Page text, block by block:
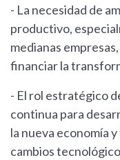
- La necesidad de
productivo,
medianas
financiar la
- El rol estratégico
continua para
la nueva economía
cambios